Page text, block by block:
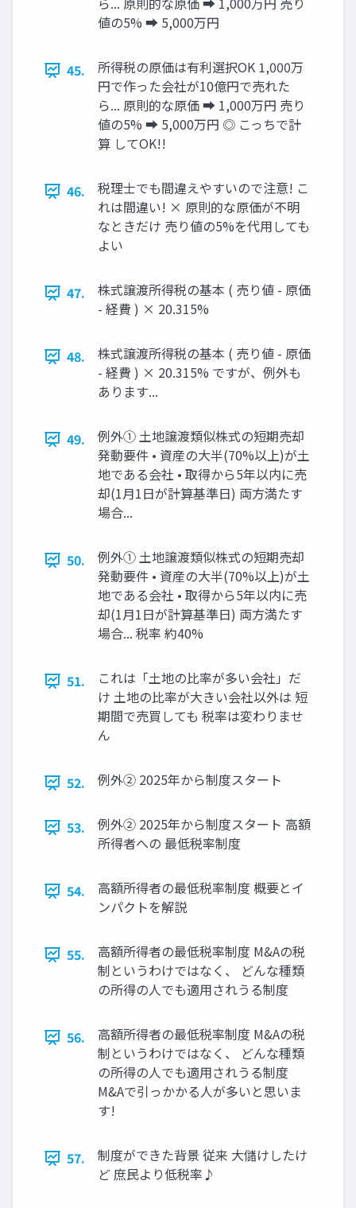
値の5% ➡ 5,000万円
45.
所得税の原価は有利選択OK 1,000万
円で作った会社が10億円で売れた
ら... 原則的な原価 ➡ 1,000万円 売り
値の5% ➡ 5,000万円 ◎ こっちで計
算 してOK!!
46.
税理士でも間違えやすいので注意! こ
れは間違い! × 原則的な原価が不明
なときだけ 売り値の5%を代用しても
よい
47.
株式譲渡所得税の基本 ( 売り値 - 原価
- 経費 ) × 20.315%
48.
株式譲渡所得税の基本 ( 売り値 - 原価
- 経費 ) × 20.315% ですが、例外も
あります...
49.
例外① 土地譲渡類似株式の短期売却
発動要件 • 資産の大半(70%以上)が土
地である会社 • 取得から5年以内に売
却(1月1日が計算基準日) 両方満たす
場合...
50.
例外① 土地譲渡類似株式の短期売却
発動要件 • 資産の大半(70%以上)が土
地である会社 • 取得から5年以内に売
却(1月1日が計算基準日) 両方満たす
場合... 税率 約40%
51.
これは「土地の比率が多い会社」だ
け 土地の比率が大きい会社以外は 短
期間で売買しても 税率は変わりませ
ん
52. 例外② 2025年から制度スタート
53.
例外② 2025年から制度スタート 高額
所得者への 最低税率制度
54.
高額所得者の最低税率制度 概要とイ
ンパクトを解説
55.
高額所得者の最低税率制度 M&Aの税
制というわけではなく、 どんな種類
の所得の人でも適用されうる制度
56.
高額所得者の最低税率制度 M&Aの税
制というわけではなく、 どんな種類
の所得の人でも適用されうる制度
M&Aで引っかかる人が多いと思いま
す!
57.
制度ができた背景 従来 大儲けしたけ
ど 庶民より低税率♪